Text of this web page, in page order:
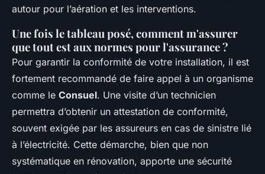
autour pour l’aération et les interventions.
Une fois le tableau posé, comment m'assurer
que tout est aux normes pour l'assurance ?
Pour garantir la conformité de votre installation, il est
fortement recommandé de faire appel à un organisme
comme le Consuel. Une visite d’un technicien
permettra d’obtenir un attestation de conformité,
souvent exigée par les assureurs en cas de sinistre lié
à l’électricité. Cette démarche, bien que non
systématique en rénovation, apporte une sécurité